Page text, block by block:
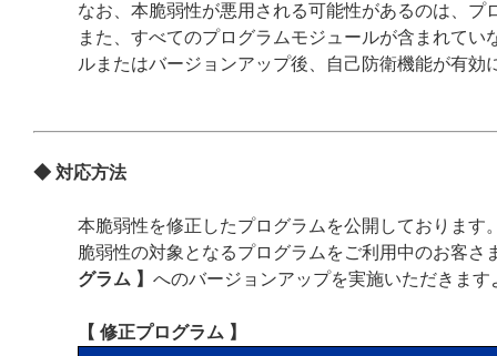
なお、本脆弱性が悪用される可能性があるのは、
また、すべてのプログラムモジュールが含まれて
ルまたはバージョンアップ後、自己防衛機能が有効
◆ 対応方法
本脆弱性を修正したプログラムを公開しております
脆弱性の対象となるプログラムをご利用中のお客さ
グラム 】 へのバージョンアップを実施いただきます
【 修正プログラム 】